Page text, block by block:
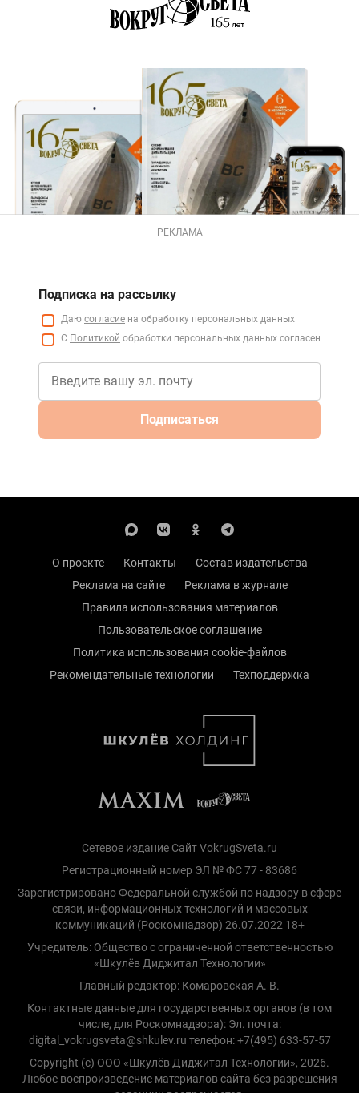
РЕКЛАМА
Подписка на рассылку
Даю согласие на обработку персональных данных
С Политикой обработки персональных данных согласен
Подписаться
О проекте Контакты
Состав издательства
Реклама на сайте
Реклама в журнале
Правила использования материалов
Пользовательское соглашение
Политика использования cookie-файлов
Рекомендательные технологии
Техподдержка
Сетевое издание Сайт VokrugSveta.ru
Регистрационный номер ЭЛ № ФС 77 - 83686
Зарегистрировано Федеральной службой по надзору в сфере
связи, информационных технологий и массовых
коммуникаций (Роскомнадзор) 26.07.2022 18+
Учредитель: Общество с ограниченной ответственностью
«Шкулёв Диджитал Технологии»
Главный редактор: Комаровская А. В.
Контактные данные для государственных органов (в том
числе, для Роскомнадзора): Эл. почта:
digital_vokrugsveta@shkulev.ru телефон: +7(495) 633-57-57
Copyright (с) ООО «Шкулёв Диджитал Технологии», 2026.
Любое воспроизведение материалов сайта без разрешения